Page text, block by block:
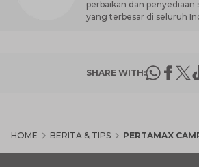
perbaikan dan penyediaan
yang terbesar di seluruh
SHARE WITH:
HOME BERITA & TIPS PERTAMAX